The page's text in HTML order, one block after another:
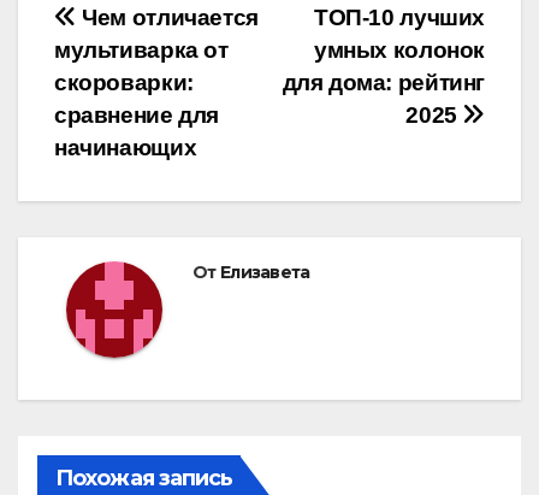
Навигация
по
записям
ТОП-10 лучших
умных колонок
для дома: рейтинг
2025
Чем отличается
мультиварка от
скороварки:
сравнение для
начинающих
От Елизавета
Похожая запись